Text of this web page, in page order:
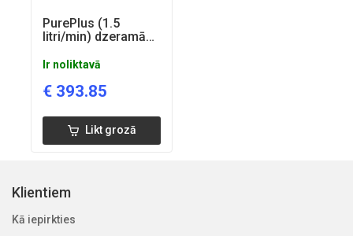
PurePlus (1.5
litri/min) dzeramā
osmozes sistēma
Ir noliktavā
€ 393.85
Likt grozā
Klientiem
Kā iepirkties